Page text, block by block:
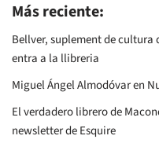
Más reciente:
Bellver, suplement de
entra a la llibreria
Miguel Ángel Almodóvar en
El verdadero librero de
newsletter de Esquire